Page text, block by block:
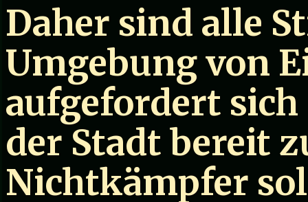
Daher sind alle
Umgebung von
aufgefordert
der Stadt bereit
Nichtkämpfer